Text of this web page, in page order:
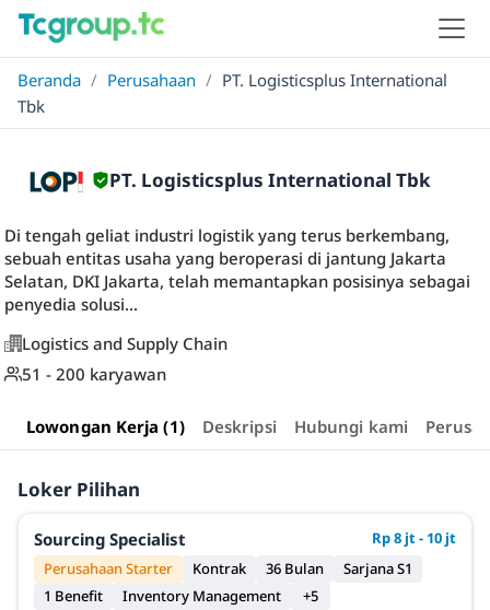
Beranda / Perusahaan / PT. Logisticsplus International
Tbk
PT. Logisticsplus International Tbk
Di tengah geliat industri logistik yang terus berkembang,
sebuah entitas usaha yang beroperasi di jantung Jakarta
Selatan, DKI Jakarta, telah memantapkan posisinya sebagai
penyedia solusi...
Logistics and Supply Chain
51 - 200 karyawan
Lowongan Kerja (1) Deskripsi Hubungi kami
Loker Pilihan
Sourcing Specialist
Rp 8 jt - 10 jt
Perusahaan Starter
Kontrak 36 Bulan
Sarjana S1
1 Benefit
Inventory Management +5